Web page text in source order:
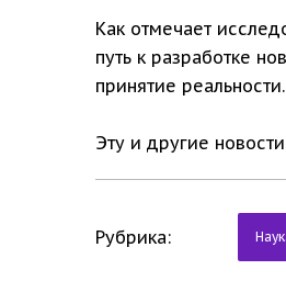
Как отмечает
путь к разработке
принятие реальности.
Эту и другие
Рубрика: